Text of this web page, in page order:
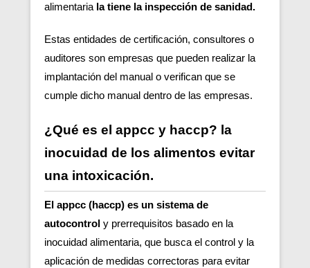
alimentaria la tiene la inspección de sanidad.
Estas entidades de certificación, consultores o
auditores son empresas que pueden realizar la
implantación del manual o verifican que se
cumple dicho manual dentro de las empresas.
¿Qué es el appcc y haccp? la
inocuidad de los alimentos evitar
una intoxicación.
El appcc (haccp) es un sistema de
autocontrol y prerrequisitos basado en la
inocuidad alimentaria, que busca el control y la
aplicación de medidas correctoras para evitar